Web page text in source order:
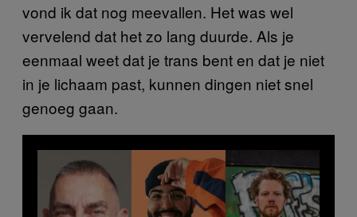
vond ik dat nog meevallen. Het was wel
vervelend dat het zo lang duurde. Als je
eenmaal weet dat je trans bent en dat je niet
in je lichaam past, kunnen dingen niet snel
genoeg gaan.